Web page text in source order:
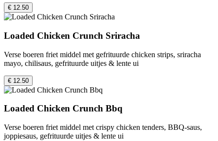
€ 12.50
Loaded Chicken Crunch Sriracha
Verse boeren friet middel met gefrituurde chicken strips, sriracha
mayo, chilisaus, gefrituurde uitjes & lente ui
€ 12.50
Loaded Chicken Crunch Bbq
Verse boeren friet middel met crispy chicken tenders, BBQ-saus,
joppiesaus, gefrituurde uitjes & lente ui